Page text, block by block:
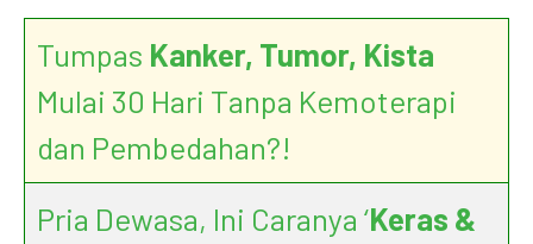
Tumpas Kanker, Tumor, Kista
Mulai 30 Hari Tanpa Kemoterapi
dan Pembedahan?!
Pria Dewasa, Ini Caranya ‘Keras &